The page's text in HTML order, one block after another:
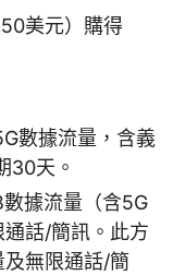
美元）購得
數據流量，含義
30天。
數據流量（含5G
話/簡訊。此方
無限通話/簡